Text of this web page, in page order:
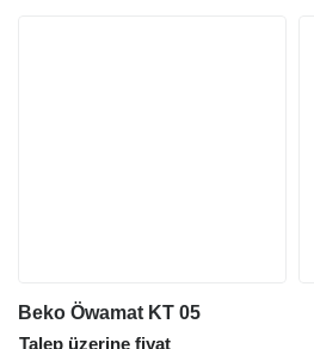
Beko Öwamat KT 05
Talep üzerine fiyat